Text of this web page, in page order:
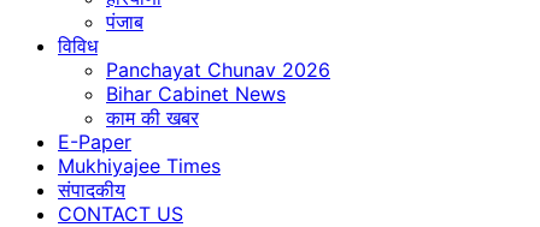
पंजाब
विविध
Panchayat Chunav 2026
Bihar Cabinet News
काम की खबर
E-Paper
Mukhiyajee Times
संपादकीय
CONTACT US